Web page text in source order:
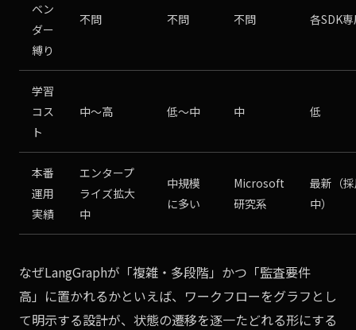
ベン
ダー
縛り
不問 不問 不問 各SDK
学習
コス
ト
中〜高 低〜中 中 低
本番
運用
実績
エンタープ
ライズ拡大
中
中規模
に多い
Microsoft
研究系
最新（
中）
なぜLangGraphが「複雑・多段階」かつ「監査要件
高」に置かれるかといえば、ワークフローをグラフとし
て明示する設計が、状態の遷移を逐一たどれる形にする